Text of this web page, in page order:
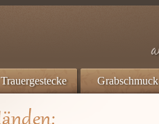
Trauergestecke Grabschmuck